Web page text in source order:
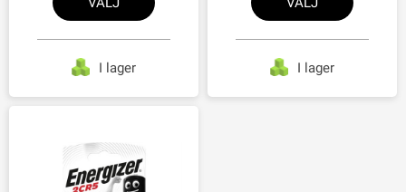
I lager I lager